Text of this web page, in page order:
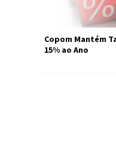
Copom Mantém
15% ao Ano